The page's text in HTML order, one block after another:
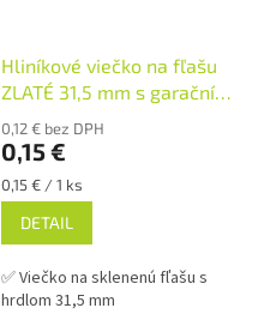
Hliníkové viečko na fľašu
ZLATÉ 31,5 mm s garačním
krúžkom
0,12 € bez DPH
0,15 €
Jednotková
cena:
0,15 € / 1 ks
DETAIL
✅ Viečko na sklenenú fľašu s
hrdlom 31,5 mm